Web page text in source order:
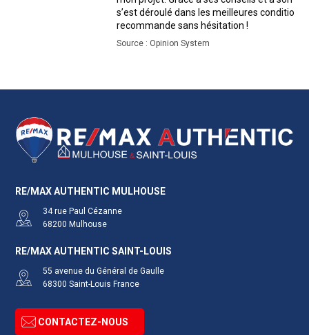
s’est déroulé dans les meilleures conditions ! Je l’a
recommande sans hésitation !
Source : Opinion System
RE/MAX AUTHENTIC MULHOUSE
34 rue Paul Cézanne
68200 Mulhouse
RE/MAX AUTHENTIC SAINT-LOUIS
55 avenue du Général de Gaulle
68300 Saint-Louis France
CONTACTEZ-NOUS